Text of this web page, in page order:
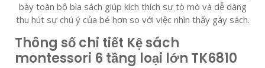
bày toàn bộ bìa sách giúp kích thích sự tò mò và dễ dàng
thu hút sự chú ý của bé hơn so với việc nhìn thấy gáy sách.
Thông số chi tiết Kệ sách
montessori 6 tầng loại lớn TK6810